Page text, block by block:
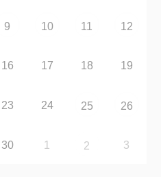
9 10 11 12
16 17 18 19
23 24 25 26
30 1 2 3